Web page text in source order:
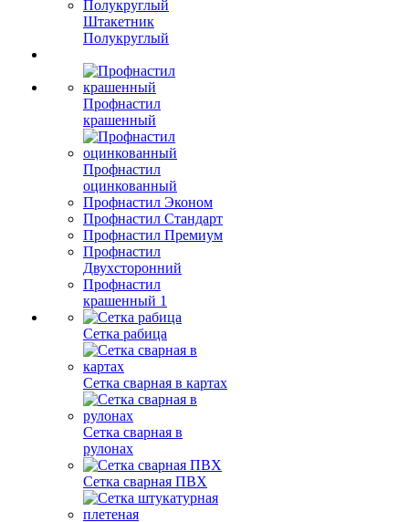
Штакетник
Полукруглый
Профнастил
крашенный
Профнастил
оцинкованный
Профнастил Эконом
Профнастил Стандарт
Профнастил Премиум
Профнастил
Двухсторонний
Профнастил
крашенный 1
Сетка рабица
Сетка сварная в картах
Сетка сварная в
рулонах
Сетка сварная ПВХ